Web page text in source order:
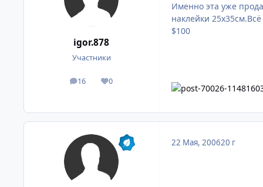
igor.878
Участники
16
посты 0
Репутация
Именно эта уже
наклейки
$100
22 Мая, 200620 г